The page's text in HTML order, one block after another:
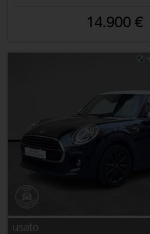
14.900 €
usato